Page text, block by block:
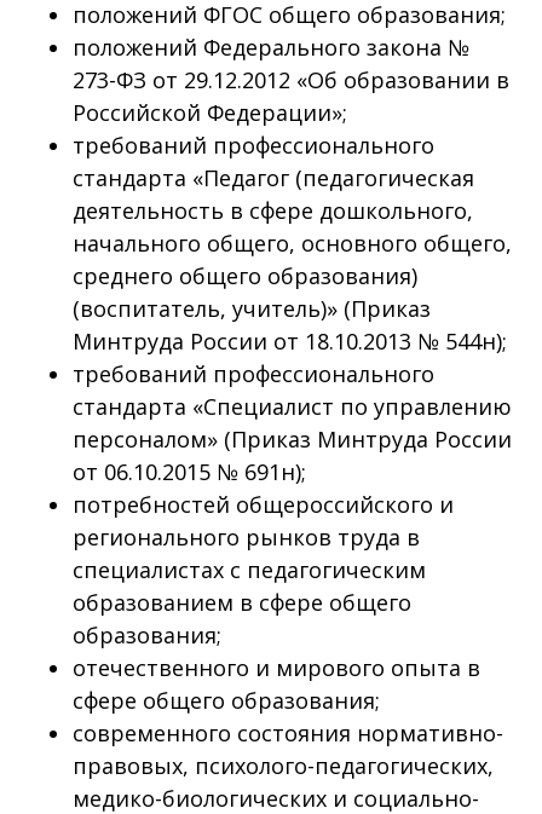
положений ФГОС общего образования;
положений Федерального закона №
273-ФЗ от 29.12.2012 «Об образовании в
Российской Федерации»;
требований профессионального
стандарта «Педагог (педагогическая
деятельность в сфере дошкольного,
начального общего, основного общего,
среднего общего образования)
(воспитатель, учитель)» (Приказ
Минтруда России от 18.10.2013 № 544н);
требований профессионального
стандарта «Специалист по управлению
персоналом» (Приказ Минтруда России
от 06.10.2015 № 691н);
потребностей общероссийского и
регионального рынков труда в
специалистах с педагогическим
образованием в сфере общего
образования;
отечественного и мирового опыта в
сфере общего образования;
современного состояния нормативно-
правовых, психолого-педагогических,
медико-биологических и социально-